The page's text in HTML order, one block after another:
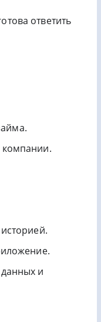
ответить
компании.
и